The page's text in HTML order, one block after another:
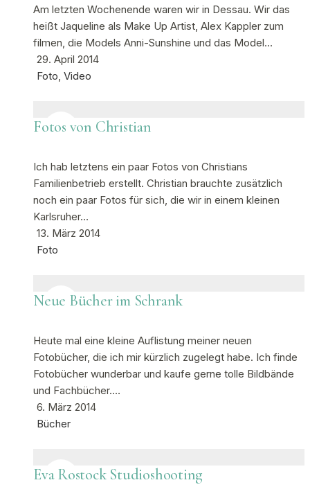
Am letzten Wochenende waren wir in Dessau. Wir das
heißt Jaqueline als Make Up Artist, Alex Kappler zum
filmen, die Models Anni-Sunshine und das Model…
29. April 2014
Foto, Video
Fotos von Christian
Ich hab letztens ein paar Fotos von Christians
Familienbetrieb erstellt. Christian brauchte zusätzlich
noch ein paar Fotos für sich, die wir in einem kleinen
Karlsruher…
13. März 2014
Foto
Neue Bücher im Schrank
Heute mal eine kleine Auflistung meiner neuen
Fotobücher, die ich mir kürzlich zugelegt habe. Ich finde
Fotobücher wunderbar und kaufe gerne tolle Bildbände
und Fachbücher.…
6. März 2014
Bücher
Eva Rostock Studioshooting